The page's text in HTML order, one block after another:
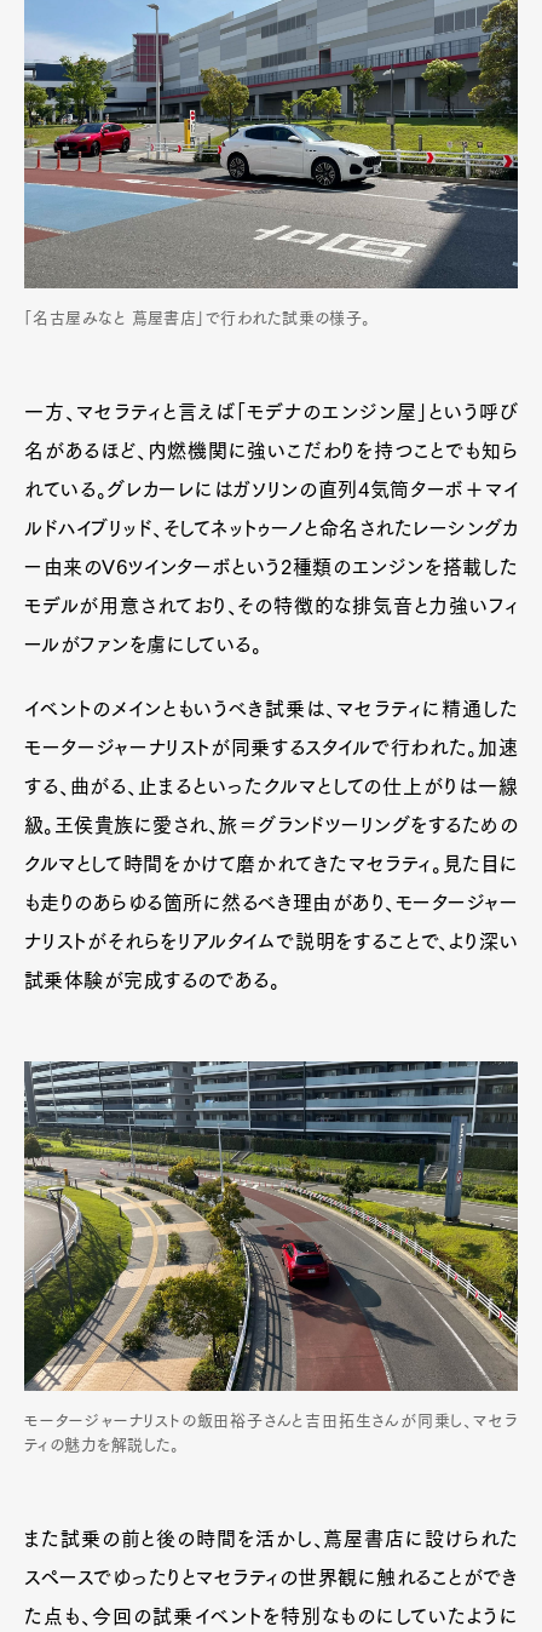
Pen international Pen tw
「名古屋みなと 蔦屋書店」で行われた試乗の様子。
一方、マセラティと言えば「モデナのエンジン屋」という呼び
名があるほど、内燃機関に強いこだわりを持つことでも知ら
れている。グレカーレにはガソリンの直列4気筒ターボ＋マイ
ルドハイブリッド、そしてネットゥーノと命名されたレーシングカ
ー由来のV6ツインターボという2種類のエンジンを搭載した
モデルが用意されており、その特徴的な排気音と力強いフィ
ールがファンを虜にしている。
イベントのメインともいうべき試乗は、マセラティに精通した
モータージャーナリストが同乗するスタイルで行われた。加速
する、曲がる、止まるといったクルマとしての仕上がりは一線
級。王侯貴族に愛され、旅＝グランドツーリングをするための
クルマとして時間をかけて磨かれてきたマセラティ。見た目に
も走りのあらゆる箇所に然るべき理由があり、モータージャー
ナリストがそれらをリアルタイムで説明をすることで、より深い
試乗体験が完成するのである。
モータージャーナリストの飯田裕子さんと吉田拓生さんが同乗し、マセラ
ティの魅力を解説した。
また試乗の前と後の時間を活かし、蔦屋書店に設けられた
スペースでゆったりとマセラティの世界観に触れることができ
た点も、今回の試乗イベントを特別なものにしていたように